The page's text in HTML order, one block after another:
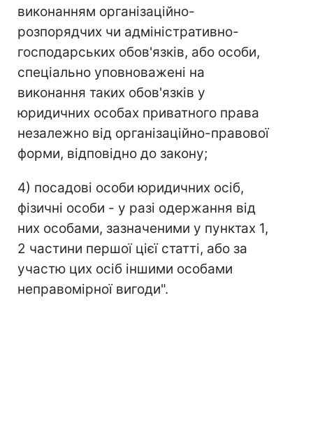
виконанням організаційно-
розпорядчих чи адміністративно-
господарських обов'язків, або особи,
спеціально уповноважені на
виконання таких обов'язків у
юридичних особах приватного права
незалежно від організаційно-правової
форми, відповідно до закону;
4) посадові особи юридичних осіб,
фізичні особи - у разі одержання від
них особами, зазначеними у пунктах 1,
2 частини першої цієї статті, або за
участю цих осіб іншими особами
неправомірної вигоди".